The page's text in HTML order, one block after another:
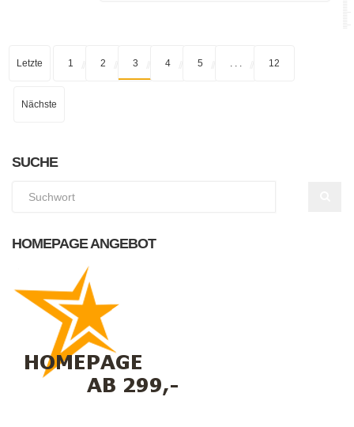
Letzte 1 2 3 4 5 12
Nächste
SUCHE
HOMEPAGE ANGEBOT